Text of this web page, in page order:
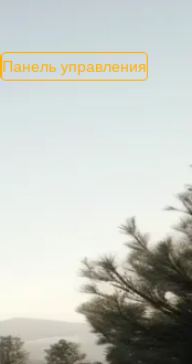
Панель управления